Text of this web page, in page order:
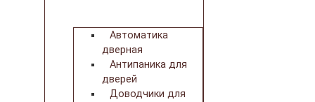
Автоматика
дверная
Антипаника для
дверей
Доводчики для